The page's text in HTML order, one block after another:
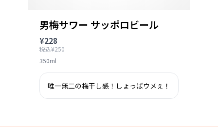
男梅サワー サッポロビール
¥228
税込¥250
350ml
唯一無二の梅干し感！しょっぱウメぇ！